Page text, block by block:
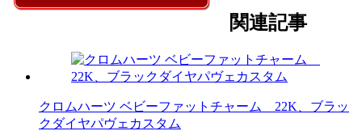
関連記事
クロムハーツ ベビーファットチャーム 22K、ブラッ
クダイヤパヴェカスタム